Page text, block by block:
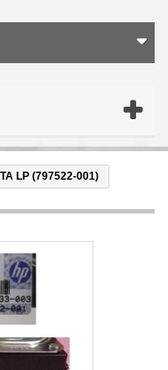
LP (797522-001)